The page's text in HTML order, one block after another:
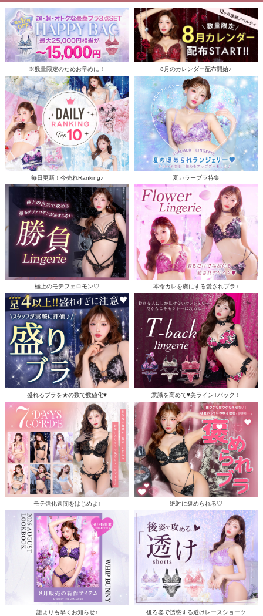
※数量限定のためお早めに！ 8月のカレンダー配布開始♪
毎日更新！今売れRanking♪ 夏カラーブラ特集
極上のモテフェロモン♡ 本命カレを虜にする愛されブラ♪
盛れるブラを★の数で数値化♥ 意識を高めて♥美ラインTバック！
モテ強化週間をはじめよ♪ 絶対に褒められる♡
誰よりも早くお知らせ♪ 後ろ姿で誘惑する透けレースショーツ